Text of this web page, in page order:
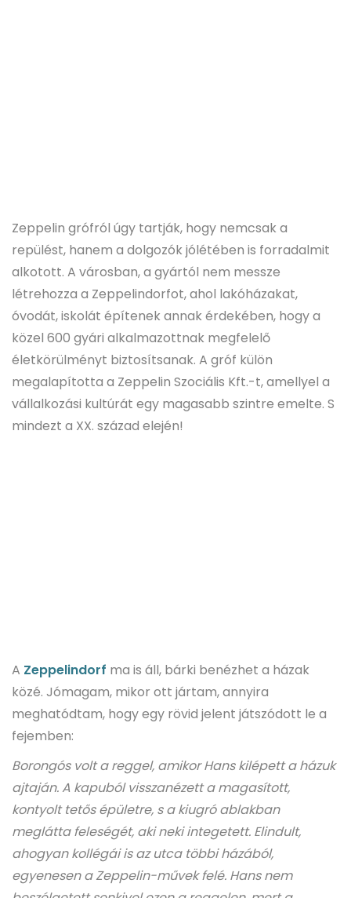
Zeppelin grófról úgy tartják, hogy nemcsak a
repülést, hanem a dolgozók jólétében is forradalmit
alkotott. A városban, a gyártól nem messze
létrehozza a Zeppelindorfot, ahol lakóházakat,
óvodát, iskolát építenek annak érdekében, hogy a
közel 600 gyári alkalmazottnak megfelelő
életkörülményt biztosítsanak. A gróf külön
megalapította a Zeppelin Szociális Kft.-t, amellyel a
vállalkozási kultúrát egy magasabb szintre emelte. S
mindezt a XX. század elején!
A Zeppelindorf ma is áll, bárki benézhet a házak
közé. Jómagam, mikor ott jártam, annyira
meghatódtam, hogy egy rövid jelent játszódott le a
fejemben:
Borongós volt a reggel, amikor Hans kilépett a házuk
ajtaján. A kapuból visszanézett a magasított,
kontyolt tetős épületre, s a kiugró ablakban
meglátta feleségét, aki neki integetett. Elindult,
ahogyan kollégái is az utca többi házából,
egyenesen a Zeppelin-művek felé. Hans nem